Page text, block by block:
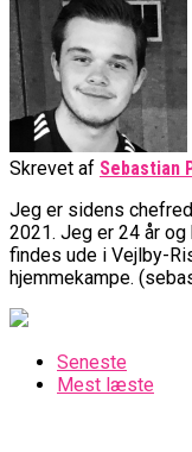
Skrevet af Sebastian
Jeg er sidens
2021. Jeg er 24 år
findes ude i Vejlby-
hjemmekampe.
Seneste
Mest læste